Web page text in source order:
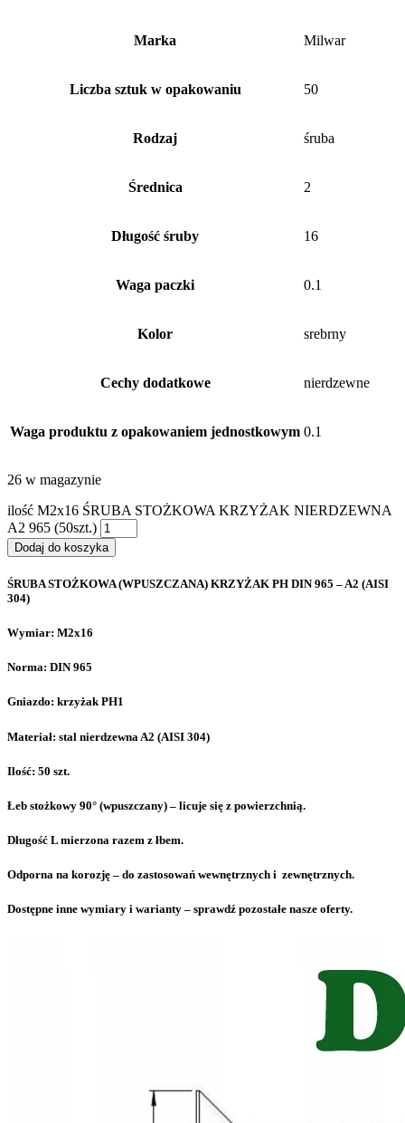
Marka Milwar
Liczba sztuk w opakowaniu 50
Rodzaj śruba
Średnica 2
Długość śruby 16
Waga paczki 0.1
Kolor srebrny
Cechy dodatkowe nierdzewne
Waga produktu z opakowaniem jednostkowym 0.1
26 w magazynie
ilość M2x16 ŚRUBA STOŻKOWA KRZYŻAK NIERDZEWNA
A2 965 (50szt.)
Dodaj do koszyka
ŚRUBA STOŻKOWA (WPUSZCZANA) KRZYŻAK PH DIN 965 – A2 (AISI
304)
Wymiar: M2x16
Norma: DIN 965
Gniazdo: krzyżak PH1
Materiał: stal nierdzewna A2 (AISI 304)
Ilość: 50 szt.
Łeb stożkowy 90° (wpuszczany) – licuje się z powierzchnią.
Długość L mierzona razem z łbem.
Odporna na korozję – do zastosowań wewnętrznych i zewnętrznych.
Dostępne inne wymiary i warianty – sprawdź pozostałe nasze oferty.